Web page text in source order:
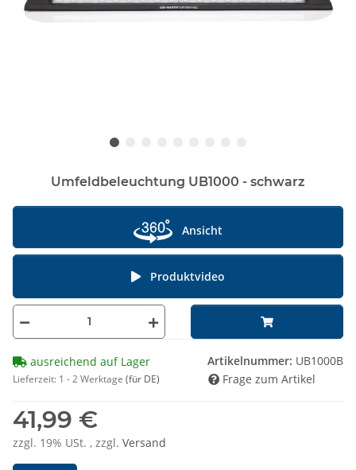
Umfeldbeleuchtung UB1000 - schwarz
41,99 €
zzgl. 19% USt. , zzgl. Versand
Ansicht
Produktvideo
ausreichend auf Lager
Lieferzeit: 1 - 2 Werktage (für DE)
Artikelnummer: UB1000B
Frage zum Artikel